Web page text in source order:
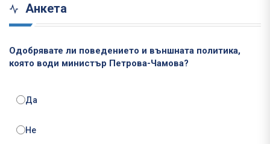
Анкета
Одобрявате ли поведението и външната политика,
която води министър Петрова-Чамова?
Да
Не